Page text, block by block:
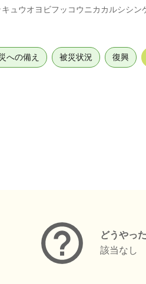
ュウオヨビフッコウニカカルシシン
への備え 被災状況 復興
どうやっ
該当なし